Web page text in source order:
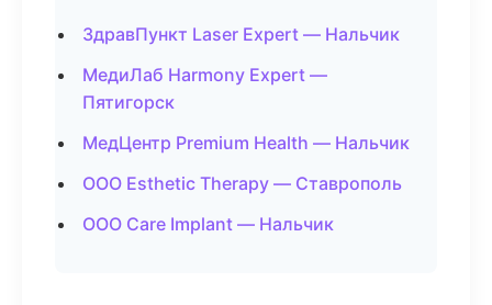
ЗдравПункт Laser Expert — Нальчик
МедиЛаб Harmony Expert —
Пятигорск
МедЦентр Premium Health — Нальчик
ООО Esthetic Therapy — Ставрополь
ООО Care Implant — Нальчик